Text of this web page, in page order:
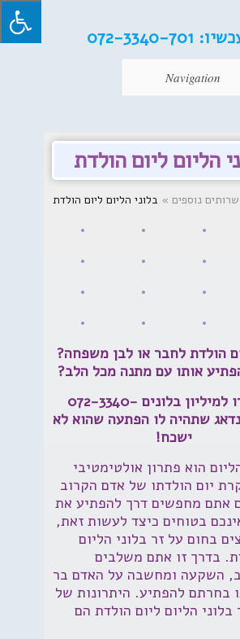
Navigation
הליום ליום הולדת
שרותים נוספים » בלוני הליום ליום הולדת
הולדת לחבר או לבן משפחה?
אותו עם מתנה מכל הלב?
למיליון בלונים 072-3340-
נדאג שתהיה לו הפתעה שהוא לא
ישכח!
הוא פתרון אולטימטיבי
יום הולדתו של אדם הקרוב
אתם מחפשים דרך להפתיע את
בטוחים כיצד לעשות זאת,
בחום על זר בלוני הליום
בדרך זו אתם משלבים
השקעה ומחשבה על האדם בר
בחרתם להפתיע. היתרונות של
הליום ליום הולדת הם